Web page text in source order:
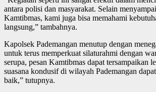
antara polisi dan masyarakat. Selain
Kamtibmas, kami juga bisa memahami
langsung,” tambahnya.
Kapolsek Pademangan menutup dengan
untuk terus memperkuat silaturahmi dengan
serupa, pesan Kamtibmas dapat tersampaikan
suasana kondusif di wilayah Pademangan
baik,” tutupnya.